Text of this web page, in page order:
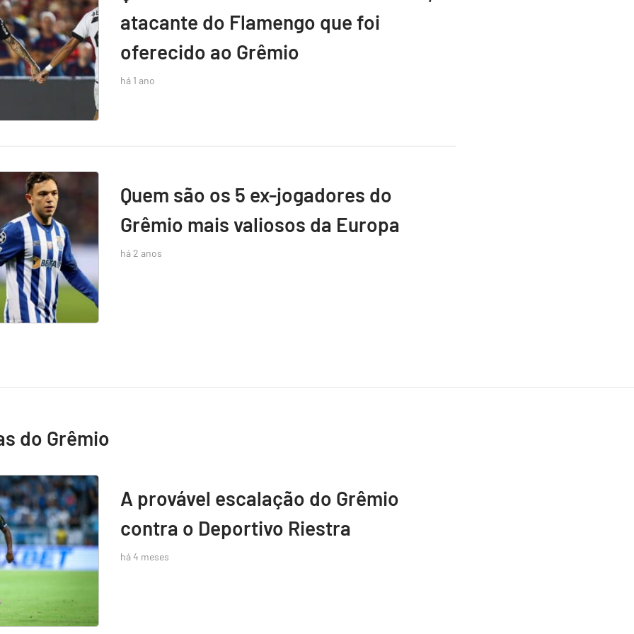
atacante do Flamengo que foi
oferecido ao Grêmio
há 1 ano
Quem são os 5 ex-jogadores do
Grêmio mais valiosos da Europa
há 2 anos
do Grêmio
A provável escalação do Grêmio
contra o Deportivo Riestra
há 4 meses